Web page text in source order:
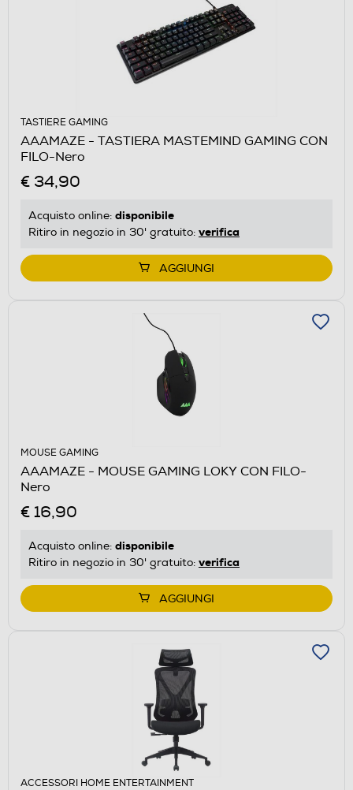
TASTIERE GAMING
AAAMAZE - TASTIERA MASTEMIND GAMING CON
FILO-Nero
€ 34,90
Acquisto online: disponibile
Ritiro in negozio in 30' gratuito: verifica
AGGIUNGI
MOUSE GAMING
AAAMAZE - MOUSE GAMING LOKY CON FILO-
Nero
€ 16,90
Acquisto online: disponibile
Ritiro in negozio in 30' gratuito: verifica
AGGIUNGI
ACCESSORI HOME ENTERTAINMENT